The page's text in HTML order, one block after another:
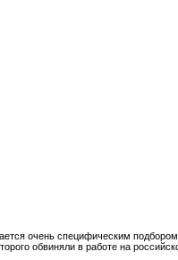
очень специфическим
обвиняли в работе на